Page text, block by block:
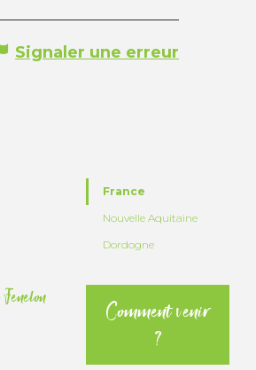
Signaler une erreur
France
Nouvelle Aquitaine
Dordogne
Comment venir
?